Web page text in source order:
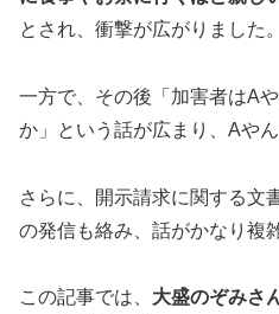
とされ、衝撃が広がりました。
一方で、その後「加害者はA
か」という話が広まり、Aや
さらに、開示請求に関する文
の発信も絡み、話がかなり複
この記事では、 大盛のぞみさ